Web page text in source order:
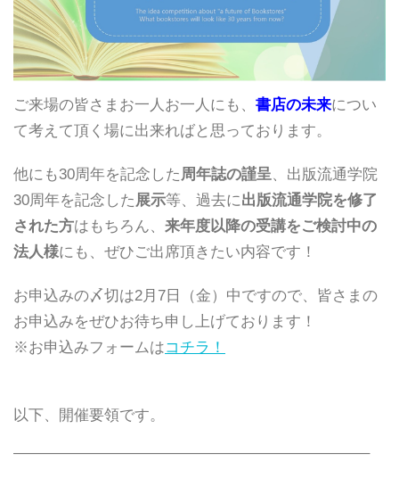
ご来場の皆さまお一人お一人にも、 書店の未来につい
て考えて頂く 場に出来ればと思っております。
他にも30周年を記念した周年誌の謹呈、出版流通学院
30周年を記念した展示等、 過去に出版流通学院を修了
された方はもちろん、 来年度以降の受講をご検討中の
法人様にも、ぜひご出席頂きたい内容です！
お申込みの〆切は2月7日（金）中ですので、皆さまの
お申込みをぜひお待ち申し上げております！
※お申込みフォームはコチラ！
以下、開催要領です。
———————————————————————–